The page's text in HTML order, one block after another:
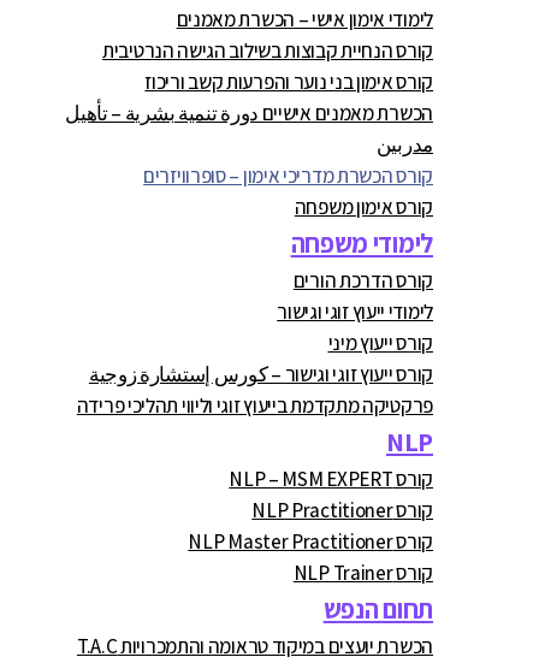
לימודי אימון אישי – הכשרת מאמנים
קורס הנחיית קבוצות בשילוב הגישה הנרטיבית
קורס אימון בני נוער והפרעות קשב וריכוז
הכשרת מאמנים אישיים دورة تنمية بشرية – تأهيل
مدربين
קורס הכשרת מדריכי אימון – סופרוויזרים
קורס אימון משפחה
לימודי משפחה
קורס הדרכת הורים
לימודי ייעוץ זוגי וגישור
קורס ייעוץ מיני
קורס ייעוץ זוגי וגישור – كورس إستشارة زوجية
פרקטיקה מתקדמת בייעוץ זוגי וליווי תהליכי פרידה
NLP
קורס NLP – MSM EXPERT
קורס NLP Practitioner
קורס NLP Master Practitioner
קורס NLP Trainer
תחום הנפש
הכשרת יועצים במיקוד טראומה והתמכרויות T.A.C